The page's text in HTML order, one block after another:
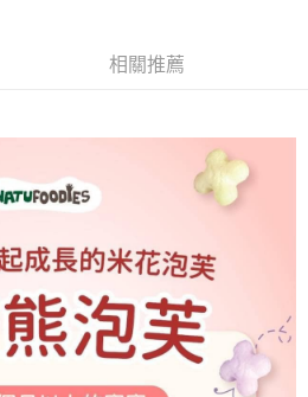
再付款。
費通知簡訊。
，點擊此簡訊中的連結，可透過四大超商／
付款，方視為交易完成。
消之訂單仍視為有效，需透過AFTEE先享
享後付 」之結帳頁面顯示為準，若有關於
款等相關疑問，請聯繫「AFTEE先享後付
support/home
上)免運費
上)免運費
上)免運費
相關推薦